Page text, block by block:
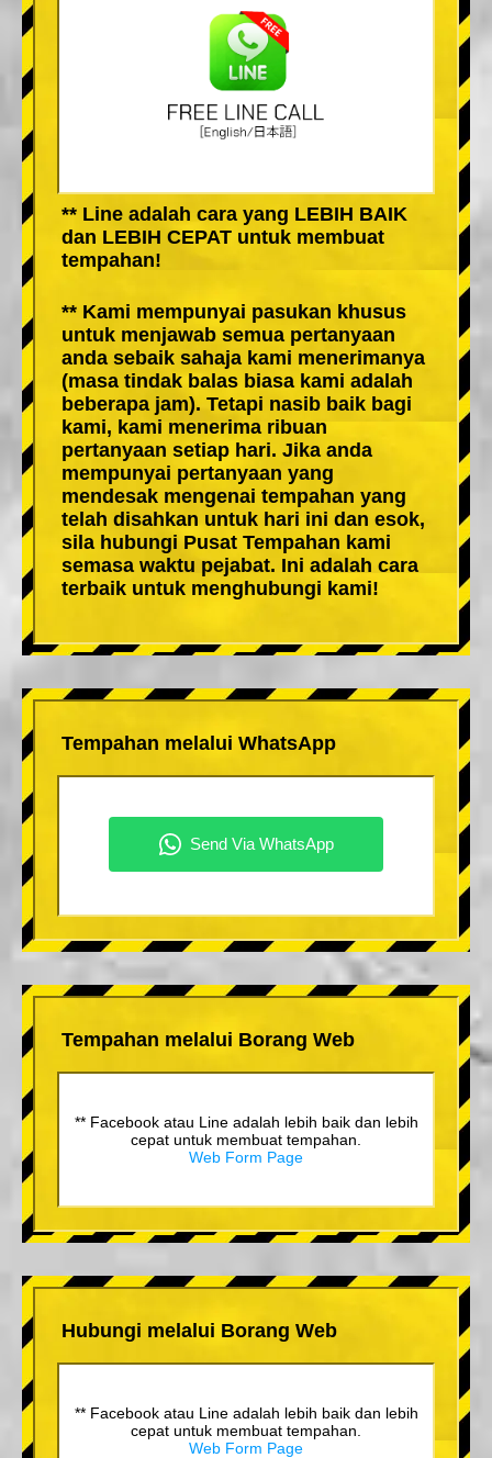
** Line adalah cara yang LEBIH BAIK
dan LEBIH CEPAT untuk membuat
tempahan!
** Kami mempunyai pasukan khusus
untuk menjawab semua pertanyaan
anda sebaik sahaja kami menerimanya
(masa tindak balas biasa kami adalah
beberapa jam). Tetapi nasib baik bagi
kami, kami menerima ribuan
pertanyaan setiap hari. Jika anda
mempunyai pertanyaan yang
mendesak mengenai tempahan yang
telah disahkan untuk hari ini dan esok,
sila hubungi Pusat Tempahan kami
semasa waktu pejabat. Ini adalah cara
terbaik untuk menghubungi kami!
Tempahan melalui WhatsApp
Tempahan melalui Borang Web
** Facebook atau Line adalah lebih baik dan lebih
cepat untuk membuat tempahan.
Web Form Page
Hubungi melalui Borang Web
** Facebook atau Line adalah lebih baik dan lebih
cepat untuk membuat tempahan.
Web Form Page